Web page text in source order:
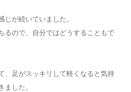
じが続いていました。
るので、自分ではどうすることもで
、足がスッキリして軽くなると気持
ました。